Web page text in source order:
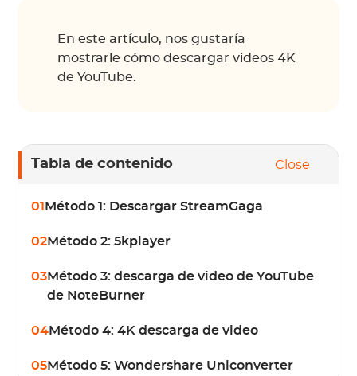
En este artículo, nos gustaría
mostrarle cómo descargar videos 4K
de YouTube.
Tabla de contenido Close
01 Método 1: Descargar StreamGaga
02Método 2: 5kplayer
03Método 3: descarga de video de YouTube
de NoteBurner
04Método 4: 4K descarga de video
05Método 5: Wondershare Uniconverter